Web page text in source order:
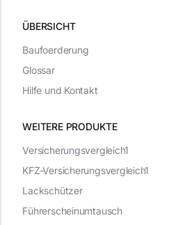
ÜBERSICHT
WEITERE PRODUKTE
Versicherungsvergleich1
KFZ-Versicherungsvergleich1
Lackschützer
Führerscheinumtausch
Baufoerderung
Glossar
Hilfe und Kontakt